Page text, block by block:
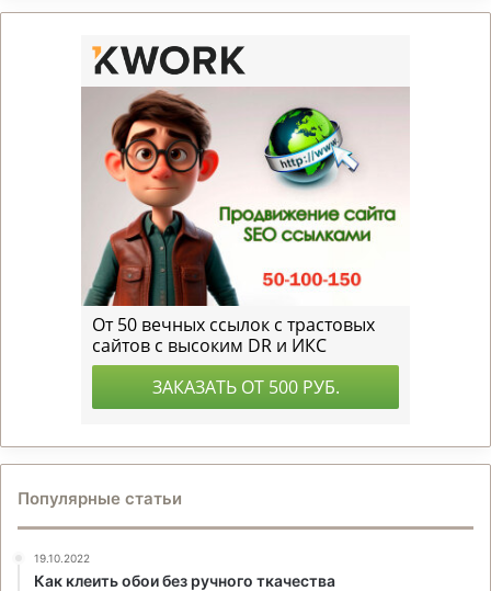
Популярные статьи
19.10.2022
Как клеить обои без ручного ткачества